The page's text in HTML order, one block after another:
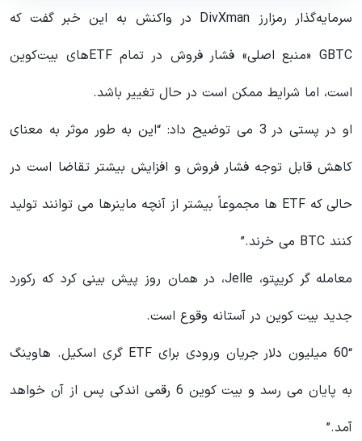
سرمایه‌گذار رمزارز DivXman در واکنش به این خبر گفت که
GBTC «منبع اصلی» فشار فروش در تمام ETF‌های بیت‌کوین
است، اما شرایط ممکن است در حال تغییر باشد.
او در پستی در 3 می توضیح داد: “این به طور موثر به معنای
کاهش قابل توجه فشار فروش و افزایش بیشتر تقاضا است در
حالی که ETF ها مجموعاً بیشتر از آنچه ماینرها می توانند تولید
کنند BTC می خرند.”
معامله گر کریپتو، Jelle، در همان روز پیش بینی کرد که رکورد
جدید بیت کوین در آستانه وقوع است.
“60 میلیون دلار جریان ورودی برای ETF گری اسکیل. هاوینگ
به پایان می رسد و بیت کوین 6 رقمی اندکی پس از آن خواهد
آمد.”